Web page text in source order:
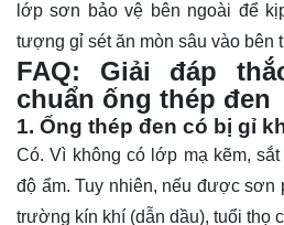
lớp sơn bảo vệ bên ngoài để
tượng gỉ sét ăn mòn sâu vào bên
FAQ: Giải đáp
chuẩn ống thép đen
1. Ống thép đen có bị gỉ
Có. Vì không có lớp mạ kẽm,
độ ẩm. Tuy nhiên, nếu được sơn
trường kín khí (dẫn dầu), tuổi thọ